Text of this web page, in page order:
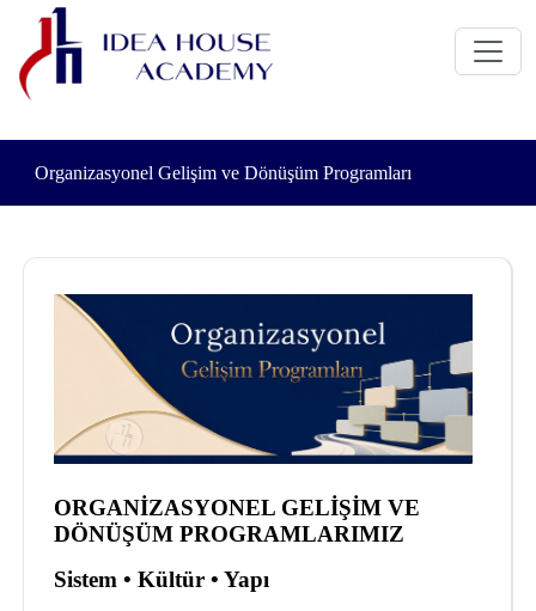
Organizasyonel Gelişim ve Dönüşüm Programları
ORGANİZASYONEL GELİŞİM VE
DÖNÜŞÜM PROGRAMLARIMIZ
Sistem • Kültür • Yapı